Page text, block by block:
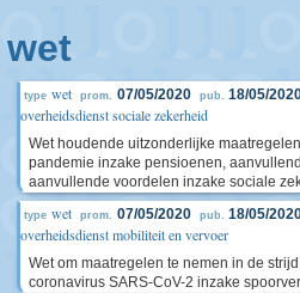
wet
type wet prom. 07/05/2020 pub. 18/05/
overheidsdienst sociale zekerheid
Wet houdende uitzonderlijke
pandemie inzake pensioenen,
aanvullende voordelen inzake sociale
type wet prom. 07/05/2020 pub. 18/05/
overheidsdienst mobiliteit en vervoer
Wet om maatregelen te nemen in de
coronavirus SARS-CoV-2 inzake